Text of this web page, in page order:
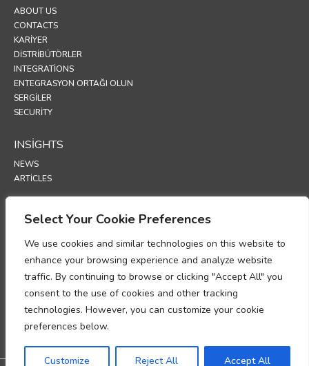
Select Your Cookie Preferences
We use cookies and similar technologies on this website to
enhance your browsing experience and analyze website
traffic. By continuing to browse or clicking "Accept All" you
consent to the use of cookies and other tracking
technologies. However, you can customize your cookie
preferences below.
Customize Reject All Accept All
ABOUT US
CONTACTS
KARIYER
DISTRIBÜTÖRLER
INTEGRATIONS
ENTEGRASYON ORTAĞI OLUN
SERGİLER
SECURITY
INSIGHTS
NEWS
ARTICLES
SUPPORT
POLICIES
GİZLİLİK POLİTİKASI
INFORMASJONSKAPSLER
KİŞİSEL VERİ İŞLEME UYUM MEMORANDUMU
VERİ İŞLEME EKİ